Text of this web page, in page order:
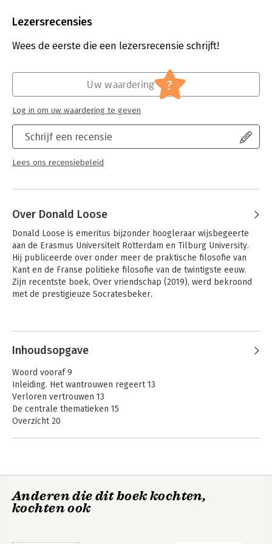
Uitgever:
Verschijningsdatum:
15-10-2021
Mens en maatschappij
Staatsrecht algemeen
Lezersrecensies
Wees de eerste die een lezersrecensie schrijft!
Schrijf een recensie
Lees ons recensiebeleid
Uw waardering ?
Log in om uw waardering te geven
Over Donald Loose
Donald Loose is emeritus bijzonder hoogleraar wijsbegeerte
aan de Erasmus Universiteit Rotterdam en Tilburg University.
Hij publiceerde over onder meer de praktische filosofie van
Kant en de Franse politieke filosofie van de twintigste eeuw.
Zijn recentste boek, Over vriendschap (2019), werd bekroond
met de prestigieuze Socratesbeker.
Inhoudsopgave
Woord vooraf 9
Inleiding. Het wantrouwen regeert 13
Verloren vertrouwen 13
De centrale thematieken 15
Overzicht 20
2. Het ideaal van de rechtsstaat 69
Hobbes en de politieke representatie 72
Anderen die dit boek kochten,
kochten ook